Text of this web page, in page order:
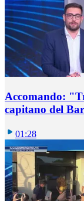
Accomando:
capitano del
01:28